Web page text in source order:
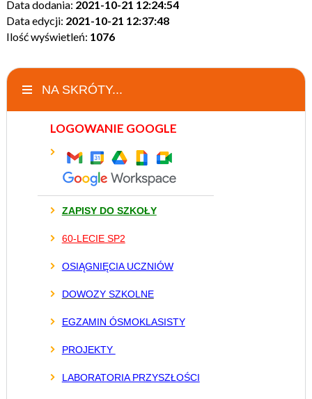
Data dodania: 2021-10-21 12:24:54
Data edycji: 2021-10-21 12:37:48
Ilość wyświetleń: 1076
NA SKRÓTY...
LOGOWANIE GOOGLE
ZAPISY DO SZKOŁY
60-LECIE SP2
OSIĄGNIĘCIA UCZNIÓW
DOWOZY SZKOLNE
EGZAMIN ÓSMOKLASISTY
PROJEKTY
LABORATORIA PRZYSZŁOŚCI